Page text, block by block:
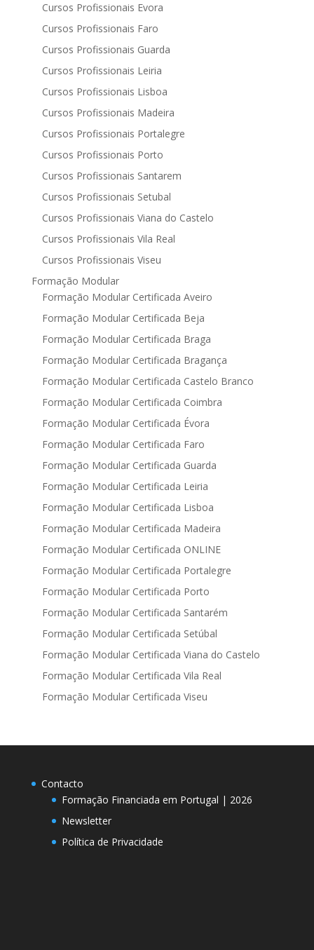
Cursos Profissionais Evora
Cursos Profissionais Faro
Cursos Profissionais Guarda
Cursos Profissionais Leiria
Cursos Profissionais Lisboa
Cursos Profissionais Madeira
Cursos Profissionais Portalegre
Cursos Profissionais Porto
Cursos Profissionais Santarem
Cursos Profissionais Setubal
Cursos Profissionais Viana do Castelo
Cursos Profissionais Vila Real
Cursos Profissionais Viseu
Formação Modular
Formação Modular Certificada Aveiro
Formação Modular Certificada Beja
Formação Modular Certificada Braga
Formação Modular Certificada Bragança
Formação Modular Certificada Castelo Branco
Formação Modular Certificada Coimbra
Formação Modular Certificada Évora
Formação Modular Certificada Faro
Formação Modular Certificada Guarda
Formação Modular Certificada Leiria
Formação Modular Certificada Lisboa
Formação Modular Certificada Madeira
Formação Modular Certificada ONLINE
Formação Modular Certificada Portalegre
Formação Modular Certificada Porto
Formação Modular Certificada Santarém
Formação Modular Certificada Setúbal
Formação Modular Certificada Viana do Castelo
Formação Modular Certificada Vila Real
Formação Modular Certificada Viseu
Contacto
Formação Financiada em Portugal | 2026
Newsletter
Política de Privacidade